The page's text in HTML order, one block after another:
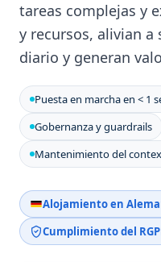
tareas complejas y
y recursos, alivian
diario y generan
Puesta en marcha en < 1
Gobernanza y guardrails
Mantenimiento del
Alojamiento en
Cumplimiento del